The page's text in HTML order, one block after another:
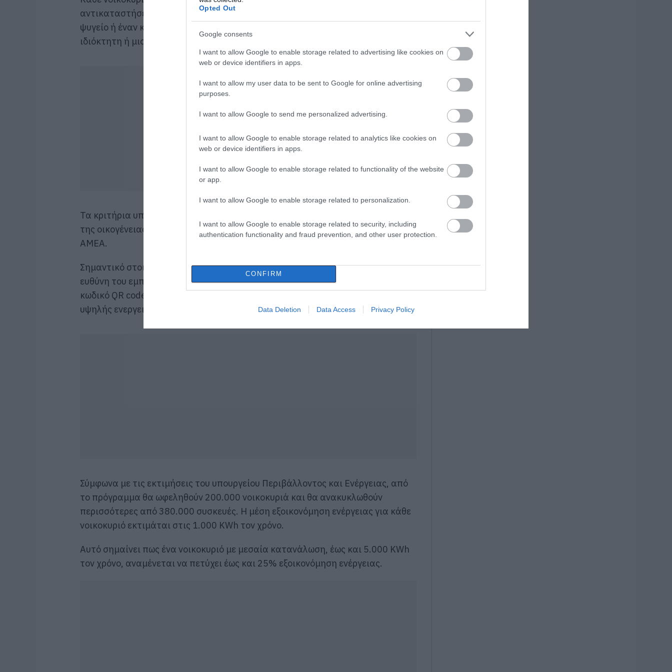
Opted Out
Google consents
I want to allow Google to enable storage related to advertising like cookies on
web or device identifiers in apps.
I want to allow my user data to be sent to Google for online advertising
purposes.
I want to allow Google to send me personalized advertising.
I want to allow Google to enable storage related to analytics like cookies on
web or device identifiers in apps.
I want to allow Google to enable storage related to functionality of the website
or app.
I want to allow Google to enable storage related to personalization.
I want to allow Google to enable storage related to security, including
authentication functionality and fraud prevention, and other user protection.
CONFIRM
Data Deletion Data Access Privacy Policy
αντικαταστήσει έως και τρεις ηλεκτρικές συσκευές (μέχρι 2 κλιματιστικά, ένα
ψυγείο ή έναν καταψύκτη) για την κύρια ή την δευτερεύουσα κατοικία,
ιδιόκτητη ή μισθωμένη.
Τα κριτήρια υπαγωγής περιλαμβάνουν το εισόδημα και το πλήθος των μελών
της οικογένειας με πρόσθετη μοριοδότηση για μονογονεϊκές και οικογένειες με
ΑΜΕΑ.
Σημαντικό στοιχείο της διαδικασίας είναι η διασφάλιση της ανακύκλωσης, με
ευθύνη του εμπόρου, της παλιάς συσκευής η οποία θα σημαίνεται με ειδικό
κωδικό QR code όπως και η διασφάλιση τοποθέτησης καινούργιας συσκευής
υψηλής ενεργειακής κλάσης.
Σύμφωνα με τις εκτιμήσεις του υπουργείου Περιβάλλοντος και Ενέργειας, από
το πρόγραμμα θα ωφεληθούν 200.000 νοικοκυριά και θα ανακυκλωθούν
περισσότερες από 380.000 συσκευές. Η μέση εξοικονόμηση ενέργειας για κάθε
νοικοκυριό εκτιμάται στις 1.000 KWh τον χρόνο.
Αυτό σημαίνει πως ένα νοικοκυριό με μεσαία κατανάλωση, έως και 5.000 KWh
τον χρόνο, αναμένεται να πετύχει έως και 25% εξοικονόμηση ενέργειας.
Κοριτσάκι βρέθηκε
– Χειροπέδες στον
25χρονο πατέρα του
χρυσαφικά στο
μπαλκόνι» – Έχασε
κοσμήματα